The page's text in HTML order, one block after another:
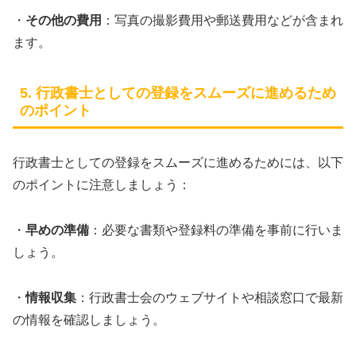
・ その他の費用 ：写真の撮影費用や郵送費用などが含まれ
ます。
5. 行政書士としての登録をスムーズに進めるため
のポイント
行政書士としての登録をスムーズに進めるためには、以下
のポイントに注意しましょう：
・ 早めの準備 ：必要な書類や登録料の準備を事前に行いま
しょう。
・情報収集 ：行政書士会のウェブサイトや相談窓口で最新
の情報を確認しましょう。